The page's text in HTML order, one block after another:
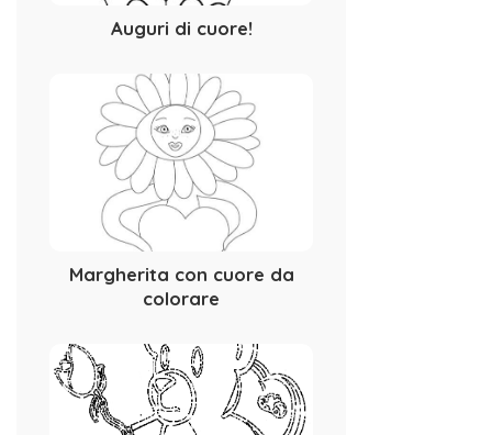
Auguri di cuore!
Margherita con cuore da
colorare